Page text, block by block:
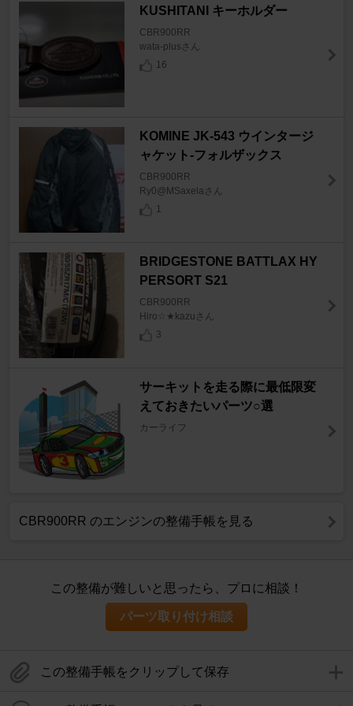
KUSHITANI キーホルダー
CBR900RR
wata-plusさん
16
KOMINE JK-543 ウインタージ
ャケット-フォルザックス
CBR900RR
Ry0@MSaxelaさん
1
BRIDGESTONE BATTLAX HY
PERSORT S21
CBR900RR
Hiro☆★kazuさん
3
サーキットを走る際に最低限変
えておきたいパーツ○選
カーライフ
CBR900RR のエンジンの整備手帳を見る
この整備が難しいと思ったら、プロに相談！
パーツ取り付け相談
この整備手帳をクリップして保存